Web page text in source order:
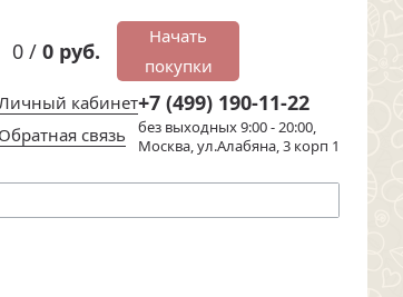
0 / 0 руб.
Начать
покупки
кабинет
Обратная связь
+7 (499) 190-11-22
без выходных 9:00 - 20:00,
Москва, ул.Алабяна, 3 корп 1